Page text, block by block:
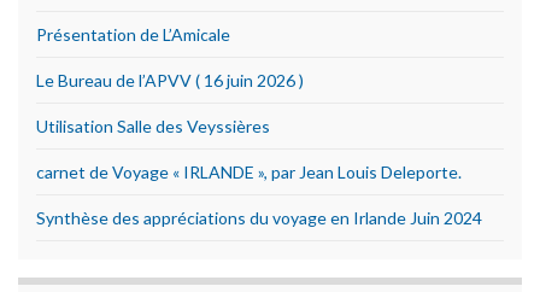
Présentation de L’Amicale
Le Bureau de l’APVV ( 16 juin 2026 )
Utilisation Salle des Veyssières
carnet de Voyage « IRLANDE », par Jean Louis Deleporte.
Synthèse des appréciations du voyage en Irlande Juin 2024